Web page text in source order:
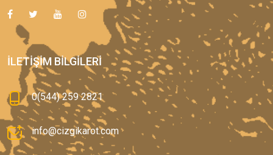
İLETIŞIM BILGILERI
0(544) 259 2821
info@cizgikarot.com